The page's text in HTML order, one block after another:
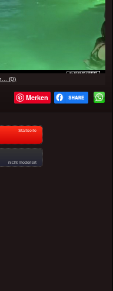
(0)
Merken
Startseite
nicht moderiert